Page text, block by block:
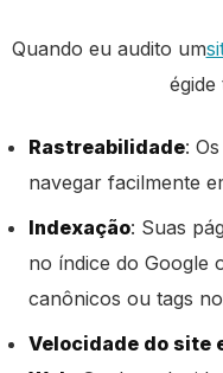
Quando eu audito um
égide
Rastreabilidade:
navegar facilmente
Indexação: Suas
no índice do Google
canônicos ou tags
Velocidade do site